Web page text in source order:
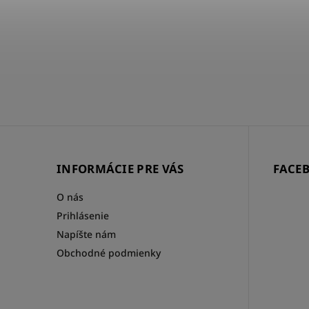
INFORMÁCIE PRE VÁS
O nás
Prihlásenie
Napíšte nám
Obchodné podmienky